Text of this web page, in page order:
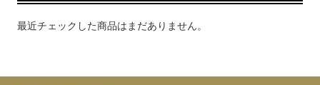
最近チェックした商品はまだありません。